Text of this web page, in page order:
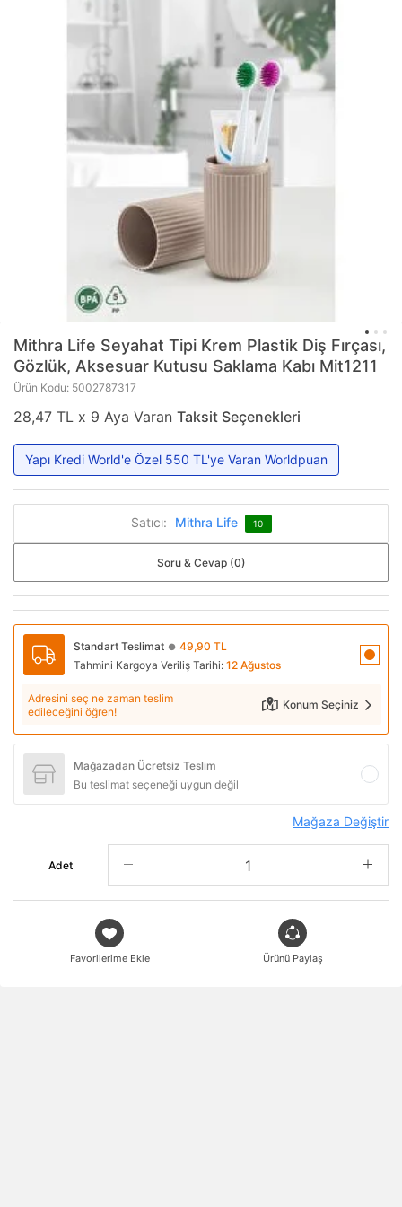
Mithra Life Seyahat Tipi Krem Plastik Diş Fırçası,
Gözlük, Aksesuar Kutusu Saklama Kabı Mit1211
Ürün Kodu: 5002787317
28,47 TL x 9 Aya Varan Taksit Seçenekleri
Yapı Kredi World'e Özel 550 TL'ye Varan Worldpuan
Satıcı: Mithra Life 10
Soru & Cevap (0)
Standart Teslimat ● 49,90 TL
Tahmini Kargoya Veriliş Tarihi: 12 Ağustos
Adresini seç ne zaman teslim
edileceğini öğren!
Konum Seçiniz
Mağazadan Ücretsiz Teslim
Bu teslimat seçeneği uygun değil
Mağaza Değiştir
Adet
Favorilerime Ekle Ürünü Paylaş